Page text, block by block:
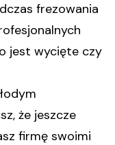
frezowania
jest wycięte czy
że jeszcze
firmę swoimi